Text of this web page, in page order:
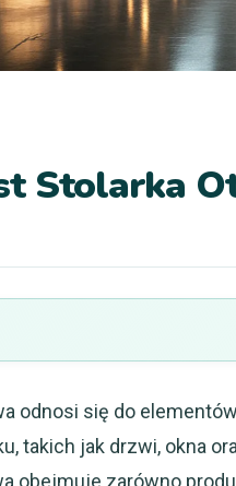
Stolarka
odnosi się do
takich jak drzwi, okna
obejmuje zarówno